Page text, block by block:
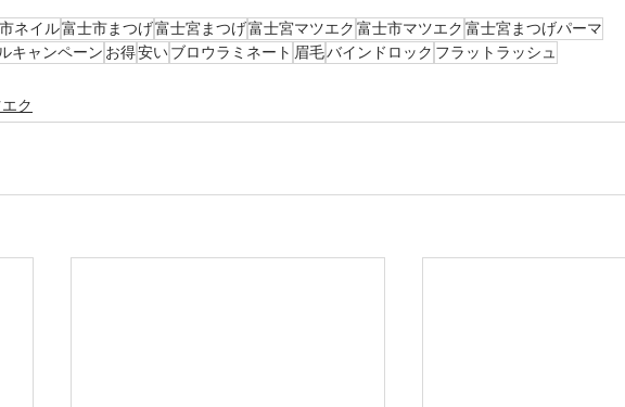
ネイル富士市まつげ富士宮まつげ富士宮マツエク 富士市マツエク 富士宮まつげパーマ
キャンペーン お得安いブロウラミネート 眉毛バインドロック フラットラッシュ
ク